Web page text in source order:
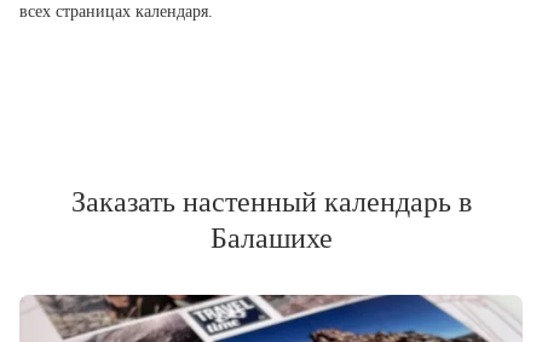
всех страницах календаря.
Заказать настенный календарь в
Балашихе